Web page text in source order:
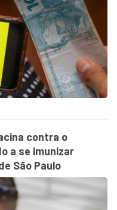
contra o
a se imunizar
São Paulo